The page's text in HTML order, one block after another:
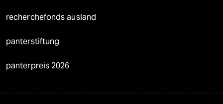
recherchefonds ausland
panterstiftung
panterpreis 2026